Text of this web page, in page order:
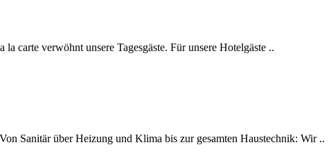
carte verwöhnt unsere Tagesgäste. Für unsere Hotelgäste ..
Sanitär über Heizung und Klima bis zur gesamten Haustechnik: Wir ..